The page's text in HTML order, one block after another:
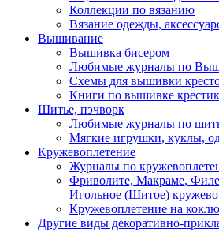
Коллекции по вязанию
Вязание одежды,
Вышивание
Вышивка бисером
Любимые журналы по
Схемы для вышивки
Книги по вышивке
Шитье, пэчворк
Любимые журналы по
Мягкие игрушки, куклы,
Кружевоплетение
Журналы по
Фриволите, Макраме,
Игольное (Шитое) кружево
Кружевоплетение на
Другие виды декоративно-